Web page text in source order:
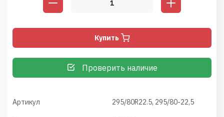
Купить
Проверить наличие
Артикул 295/80R22.5, 295/80-22,5